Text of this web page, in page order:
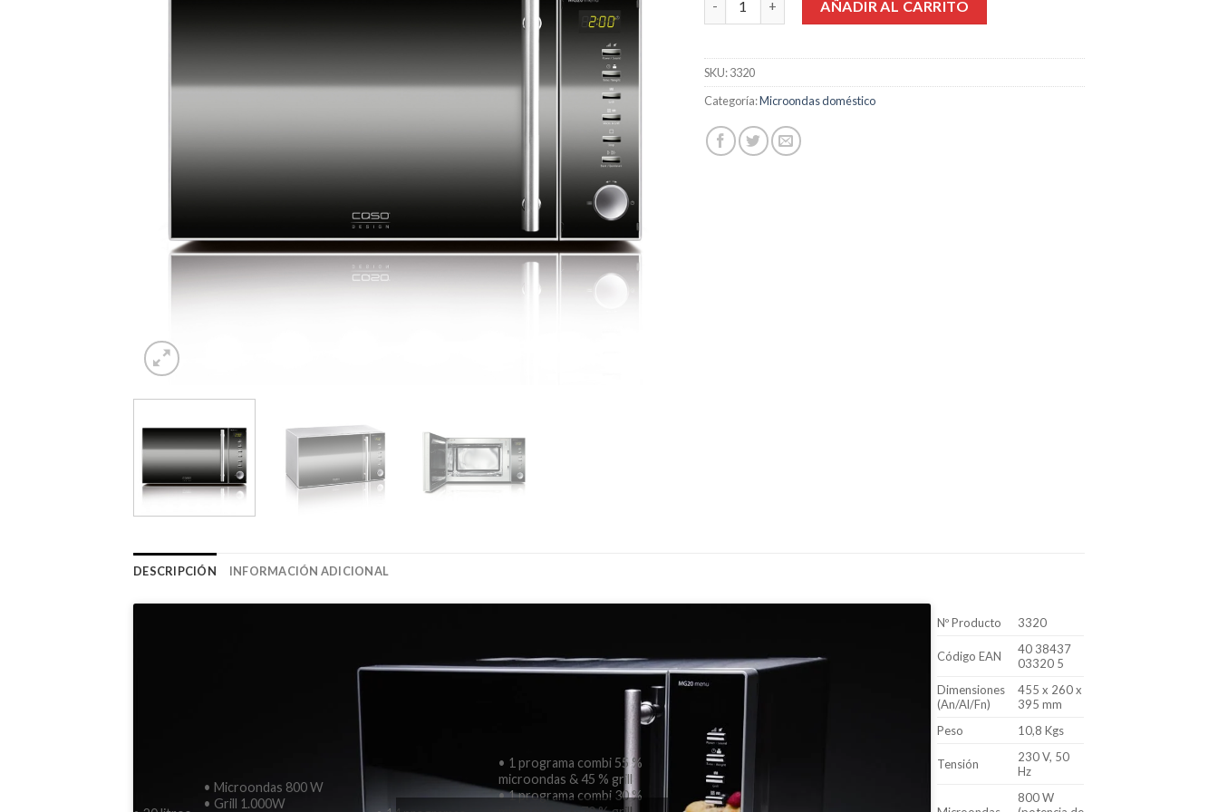
179,99€.159,99€.
AÑADIR AL CARRITO
SKU:3320
Categoría:Microondas doméstico
DESCRIPCIÓN INFORMACIÓN ADICIONAL
• Microondas 800 W
• Grill 1.000W
• 1 programa combi 55 %
microondas & 45 % grill
• 1 programa combi 30 %
Nº Producto 3320
Código EAN
40 38437
03320 5
Dimensiones
(An/Al/Fn)
455 x 260 x
395 mm
Peso
10,8 Kgs
Tensión
230 V, 50
Hz
800 W